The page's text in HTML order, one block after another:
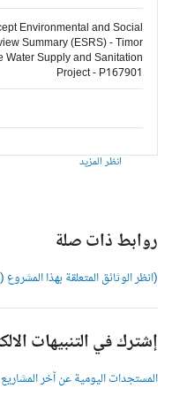
Environmental and Social
Summary (ESRS) - Timor
Water Supply and Sanitation
Project - P167901
انظر المزيد
روابط ذات صلة
(انظر الوثائق المتعلقة بهذا المشروع
إشترك في التنبيهات
المستجدات اليومية عن آخر المشاريع